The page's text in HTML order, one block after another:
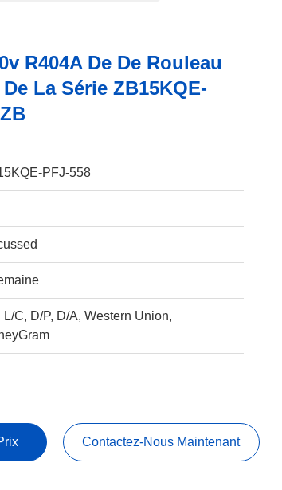
R404A De De Rouleau
La Série ZB15KQE-
PFJ-558
L/C, D/P, D/A, Western Union,
Contactez-Nous Maintenant